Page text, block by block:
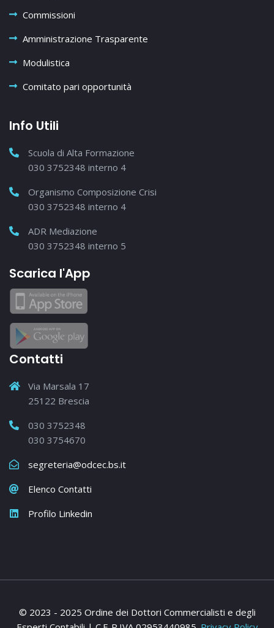
Commissioni
Amministrazione Trasparente
Modulistica
Comitato pari opportunità
Info Utili
Scuola di Alta Formazione
030 3752348 interno 4
Organismo Composizione Crisi
030 3752348 interno 4
ADR Mediazione
030 3752348 interno 5
Scarica l'App
Contatti
Via Marsala 17
25122 Brescia
030 3752348
030 3754670
segreteria@odcec.bs.it
Elenco Contatti
Profilo Linkedin
© 2023 - 2025 Ordine dei Dottori Commercialisti e degli